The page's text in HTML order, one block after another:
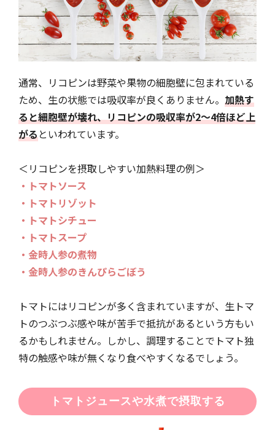
通常、リコピンは野菜や果物の細胞壁に包まれている
ため、生の状態では吸収率が良くありません。 加熱す
ると細胞壁が壊れ、リコピンの吸収率が2〜4倍ほど上
がるといわれています。
＜リコピンを摂取しやすい加熱料理の例＞
・トマトソース
・トマトリゾット
・トマトシチュー
・トマトスープ
・金時人参の煮物
・金時人参のきんぴらごぼう
トマトにはリコピンが多く含まれていますが、生トマ
トのつぶつぶ感や味が苦手で抵抗があるという方もい
るかもしれません。しかし、調理することでトマト独
特の触感や味が無くなり食べやすくなるでしょう。
トマトジュースや水煮で摂取する